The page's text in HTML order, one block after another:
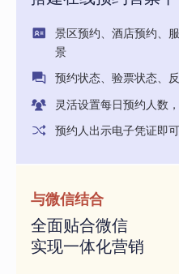
景区预约、酒店预约、
景
预约状态、验票状态、
灵活设置每日预约人数
预约人出示电子凭证即
与微信结合
全面贴合微信
实现一体化营销